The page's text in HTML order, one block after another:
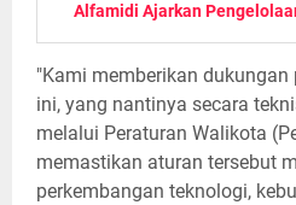
Alfamidi Ajarkan
"Kami memberikan
ini, yang nantinya secara
melalui Peraturan Walikota
memastikan aturan tersebut
perkembangan teknologi,